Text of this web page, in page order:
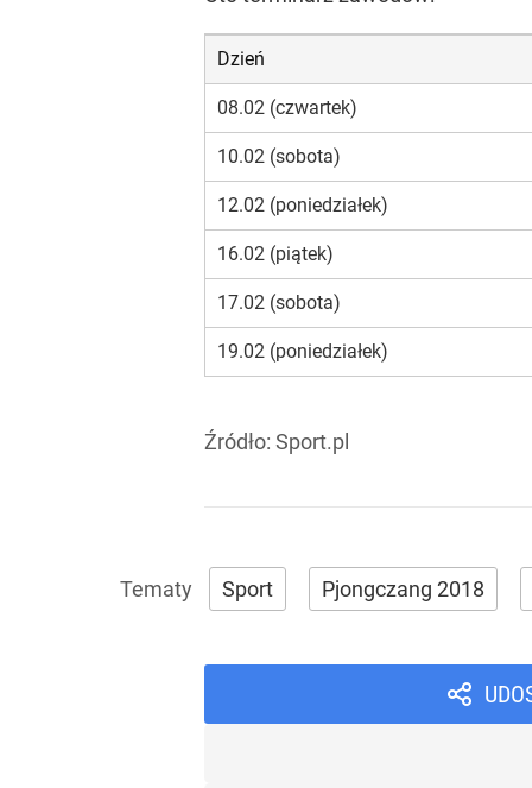
Dzień
08.02 (czwartek)
10.02 (sobota)
12.02 (poniedziałek)
16.02 (piątek)
17.02 (sobota)
19.02 (poniedziałek)
Źródło: Sport.pl
Sport Pjongczang 2018